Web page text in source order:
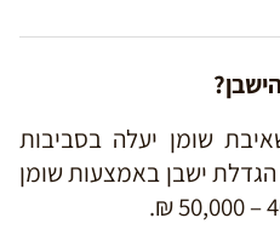
שומן יעלה בסביבות
₪, והליך הגדלת ישבן באמצעות שומן